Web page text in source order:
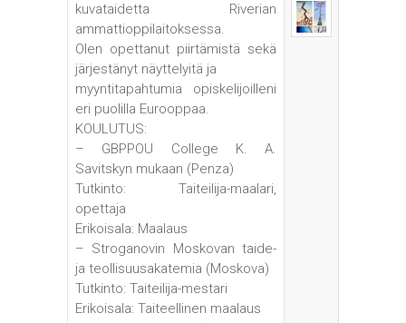
kuvataidetta Riverian
ammattioppilaitoksessa.
Olen opettanut piirtämistä sekä
järjestänyt näyttelyitä ja
myyntitapahtumia opiskelijoilleni
eri puolilla Eurooppaa.
KOULUTUS:
– GBPPOU College K. A.
Savitskyn mukaan (Penza)
Tutkinto: Taiteilija-maalari,
opettaja
Erikoisala: Maalaus
– Stroganovin Moskovan taide-
ja teollisuusakatemia (Moskova)
Tutkinto: Taiteilija-mestari
Erikoisala: Taiteellinen maalaus